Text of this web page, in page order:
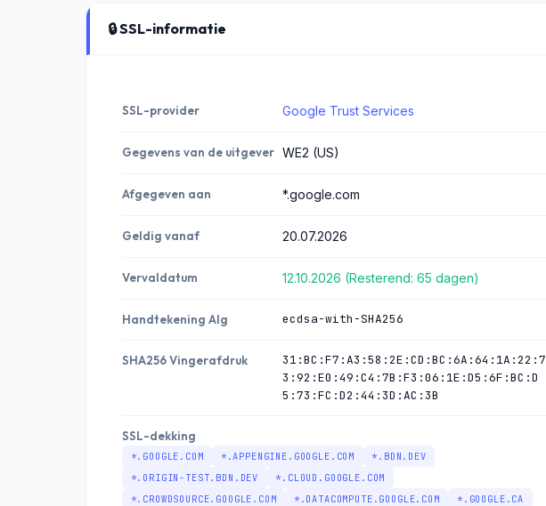
🔒 SSL-informatie
SSL-provider Google Trust Services
Gegevens van de uitgever WE2 (US)
Afgegeven aan *.google.com
Geldig vanaf 20.07.2026
Vervaldatum 12.10.2026 (Resterend: 65 dagen)
Handtekening Alg ecdsa-with-SHA256
SHA256 Vingerafdruk
31:BC:F7:A3:58:2E:CD:BC:6A:64:1A:22:7
3:92:E0:49:C4:7B:F3:06:1E:D5:6F:BC:D
5:73:FC:D2:44:3D:AC:3B
SSL-dekking
*.GOOGLE.COM *.APPENGINE.GOOGLE.COM
*.BDN.DEV
*.ORIGIN-TEST.BDN.DEV
*.CLOUD.GOOGLE.COM
*.CROWDSOURCE.GOOGLE.COM
*.DATACOMPUTE.GOOGLE.COM
*.GOOGLE.CA